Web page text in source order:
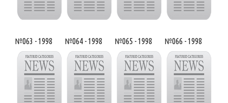
№063 - 1998 №064 - 1998 №065 - 1998 №066 - 1998